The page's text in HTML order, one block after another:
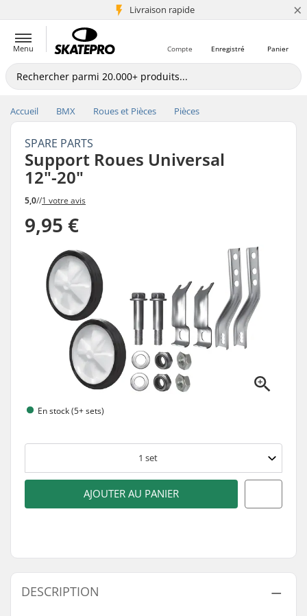
Livraison rapide
+5 mio de clients ×
Menu Panier
Enregistré
Compte
Accueil BMX Roues et Pièces Pièces
SPARE PARTS
Support Roues Universal
12"-20"
5,0//1 votre avis
9,95 €
En stock (5+ sets)
1 set
AJOUTER AU PANIER
DESCRIPTION